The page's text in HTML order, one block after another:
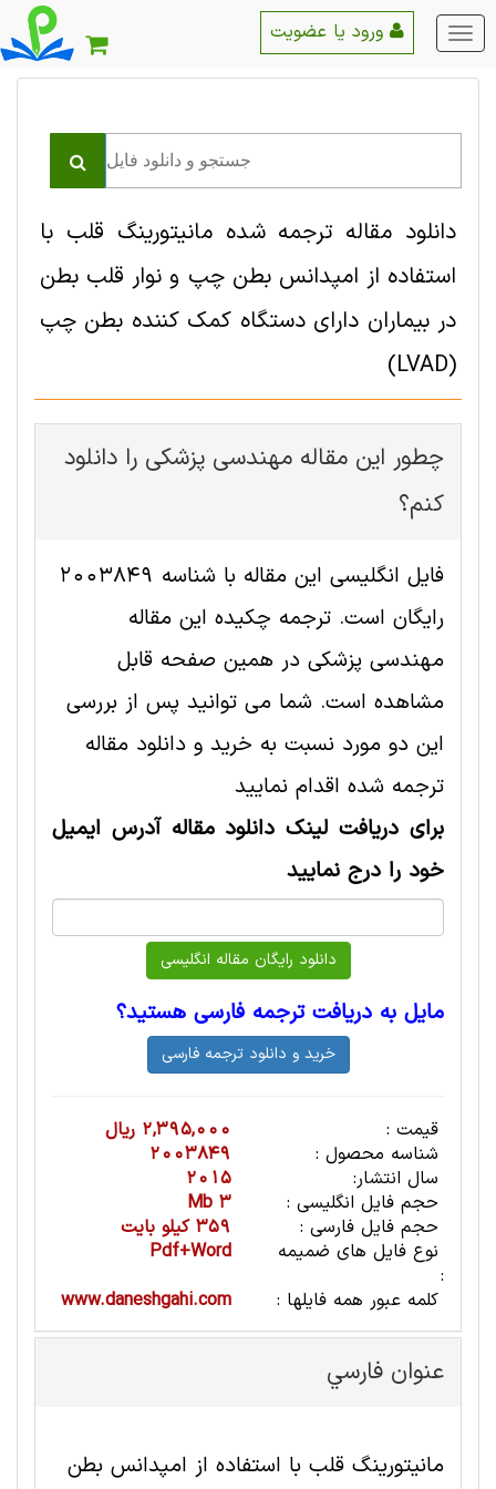
منو
اصلی
دانلود مقاله ترجمه شده مانیتورینگ قلب با
استفاده از امپدانس بطن چپ و نوار قلب بطن
در بیماران دارای دستگاه کمک کننده بطن چپ
(LVAD)
چطور این مقاله مهندسی پزشکی را دانلود
کنم؟
فایل انگلیسی این مقاله با شناسه 2003849
رایگان است. ترجمه چکیده این مقاله
مهندسی پزشکی در همین صفحه قابل
مشاهده است. شما می توانید پس از بررسی
این دو مورد نسبت به خرید و دانلود مقاله
ترجمه شده اقدام نمایید
برای دریافت لینک دانلود مقاله آدرس ایمیل
خود را درج نمایید
مایل به دریافت ترجمه فارسی هستید؟
قیمت :
2,395,000 ریال
شناسه محصول :
2003849
سال انتشار:
2015
حجم فایل انگلیسی :
3 Mb
حجم فایل فارسی :
359 کیلو بایت
نوع فایل های ضمیمه
:
Pdf+Word
کلمه عبور همه فایلها :
www.daneshgahi.com
عنوان فارسي
مانیتورینگ قلب با استفاده از امپدانس بطن